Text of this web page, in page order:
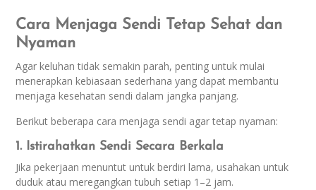
Cara Menjaga Sendi Tetap Sehat dan
Nyaman
Agar keluhan tidak semakin parah, penting untuk mulai
menerapkan kebiasaan sederhana yang dapat membantu
menjaga kesehatan sendi dalam jangka panjang.
Berikut beberapa cara menjaga sendi agar tetap nyaman:
1. Istirahatkan Sendi Secara Berkala
Jika pekerjaan menuntut untuk berdiri lama, usahakan untuk
duduk atau meregangkan tubuh setiap 1–2 jam.